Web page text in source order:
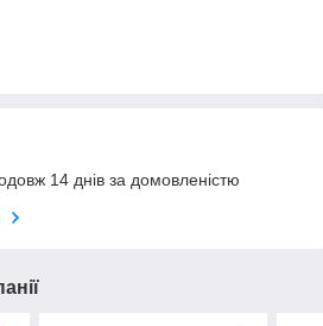
14 днів за домовленістю